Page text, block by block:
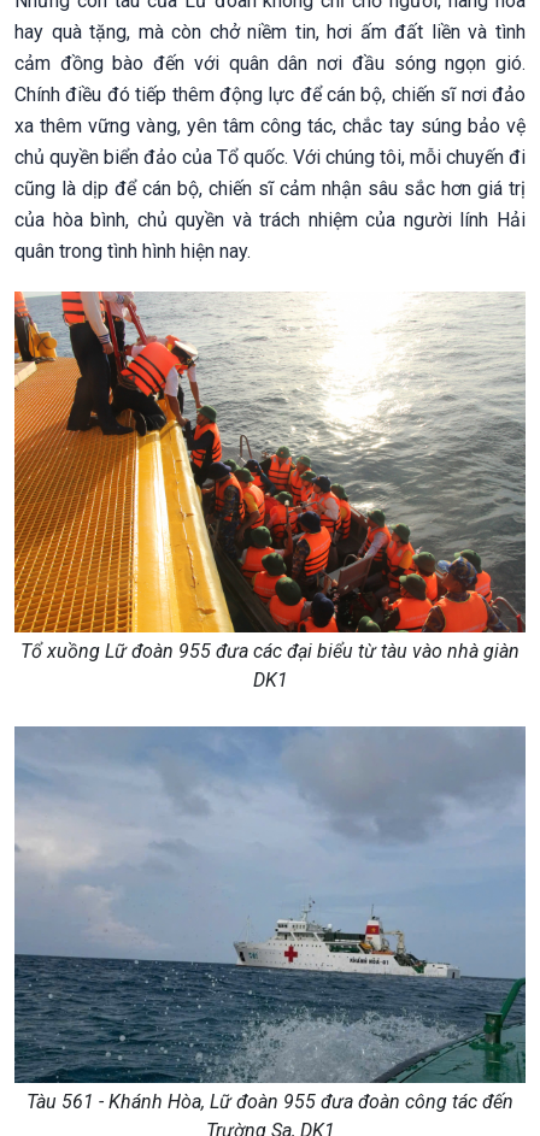
hay quà tặng, mà còn chở niềm tin, hơi ấm đất liền và tình
cảm đồng bào đến với quân dân nơi đầu sóng ngọn gió.
Chính điều đó tiếp thêm động lực để cán bộ, chiến sĩ nơi đảo
xa thêm vững vàng, yên tâm công tác, chắc tay súng bảo vệ
chủ quyền biển đảo của Tổ quốc. Với chúng tôi, mỗi chuyến đi
cũng là dịp để cán bộ, chiến sĩ cảm nhận sâu sắc hơn giá trị
của hòa bình, chủ quyền và trách nhiệm của người lính Hải
quân trong tình hình hiện nay.
Tổ xuồng Lữ đoàn 955 đưa các đại biểu từ tàu vào nhà giàn
DK1
Tàu 561 - Khánh Hòa, Lữ đoàn 955 đưa đoàn công tác đến
Trường Sa, DK1